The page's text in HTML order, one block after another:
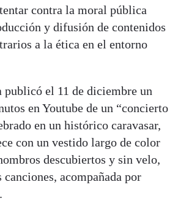
contra la moral pública
y difusión de contenidos
a la ética en el entorno
publicó el 11 de diciembre un
en Youtube de un “concierto
en un histórico caravasar,
con un vestido largo de color
descubiertos y sin velo,
canciones, acompañada por